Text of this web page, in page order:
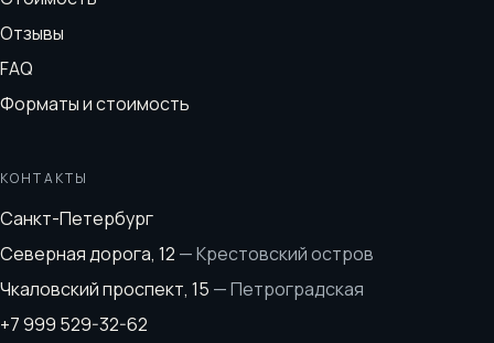
Отзывы
FAQ
Форматы и стоимость
КОНТАКТЫ
Санкт-Петербург
Северная дорога, 12 —Крестовский остров
Чкаловский проспект, 15 —Петроградская
+7 999 529-32-62